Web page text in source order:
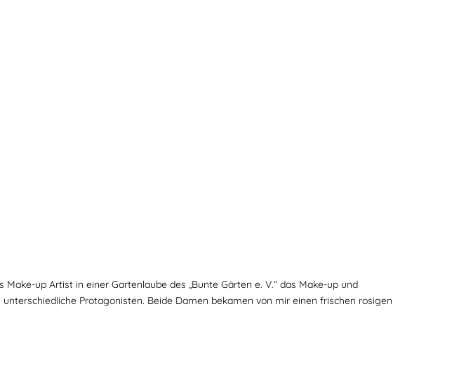
up Artist in einer Gartenlaube des „Bunte Gärten e. V.“ das Make-up und
Protagonisten. Beide Damen bekamen von mir einen frischen rosigen